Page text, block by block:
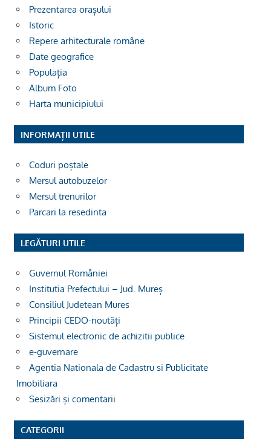
Prezentarea orașului
Istoric
Repere arhitecturale române
Date geografice
Populația
Album Foto
Harta municipiului
INFORMAȚII UTILE
Coduri poștale
Mersul autobuzelor
Mersul trenurilor
Parcari la resedinta
LEGĂTURI UTILE
Guvernul României
Institutia Prefectului – Jud. Mureș
Consiliul Judetean Mures
Principii CEDO-noutăți
Sistemul electronic de achizitii publice
e-guvernare
Agentia Nationala de Cadastru si Publicitate
Imobiliara
Sesizări și comentarii
CATEGORII